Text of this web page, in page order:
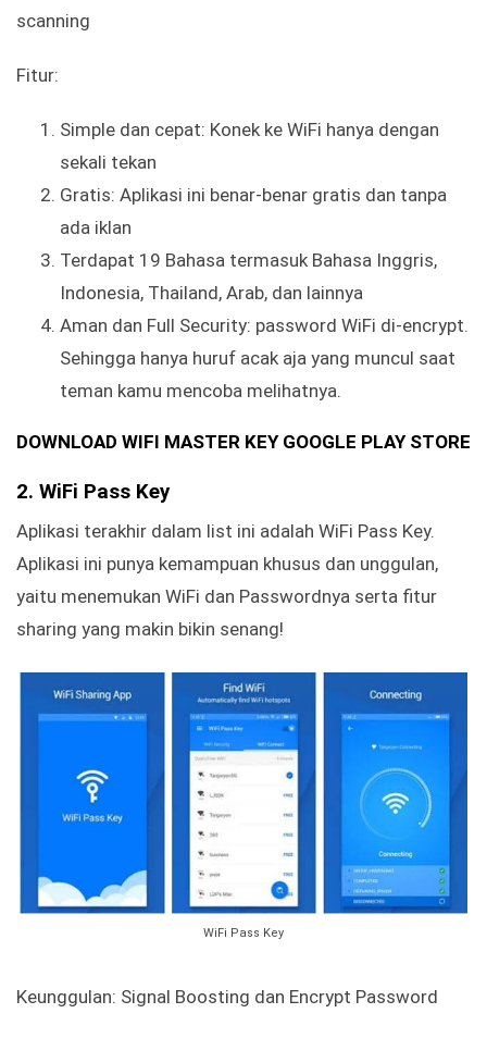
scanning
Fitur:
Simple dan cepat: Konek ke WiFi hanya dengan
sekali tekan
Gratis: Aplikasi ini benar-benar gratis dan tanpa
ada iklan
Terdapat 19 Bahasa termasuk Bahasa Inggris,
Indonesia, Thailand, Arab, dan lainnya
Aman dan Full Security: password WiFi di-encrypt.
Sehingga hanya huruf acak aja yang muncul saat
teman kamu mencoba melihatnya.
DOWNLOAD WIFI MASTER KEY GOOGLE PLAY STORE
2. WiFi Pass Key
Aplikasi terakhir dalam list ini adalah WiFi Pass Key.
Aplikasi ini punya kemampuan khusus dan unggulan,
yaitu menemukan WiFi dan Passwordnya serta fitur
sharing yang makin bikin senang!
WiFi Pass Key
Keunggulan: Signal Boosting dan Encrypt Password